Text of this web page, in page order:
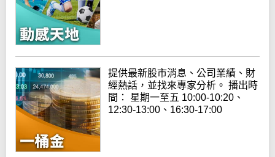
提供最新股市消息、公司業績、財
經熱話，並找來專家分析。 播出時
間： 星期一至五 10:00-10:20、
12:30-13:00、16:30-17:00